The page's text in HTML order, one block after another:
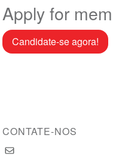
Apply for
Candidate-se agora!
CONTATE-NOS